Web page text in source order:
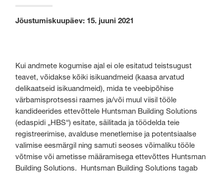
Jõustumiskuupäev: 15. juuni 2021
Kui andmete kogumise ajal ei ole esitatud teistsugust
teavet, võidakse kõiki isikuandmeid (kaasa arvatud
delikaatseid isikuandmeid), mida te veebipõhise
värbamisprotsessi raames ja/või muul viisil tööle
kandideerides ettevõttele Huntsman Building Solutions
(edaspidi „HBS“) esitate, säilitada ja töödelda teie
registreerimise, avalduse menetlemise ja potentsiaalse
valimise eesmärgil ning samuti seoses võimaliku tööle
võtmise või ametisse määramisega ettevõttes Huntsman
Building Solutions. Huntsman Building Solutions tagab